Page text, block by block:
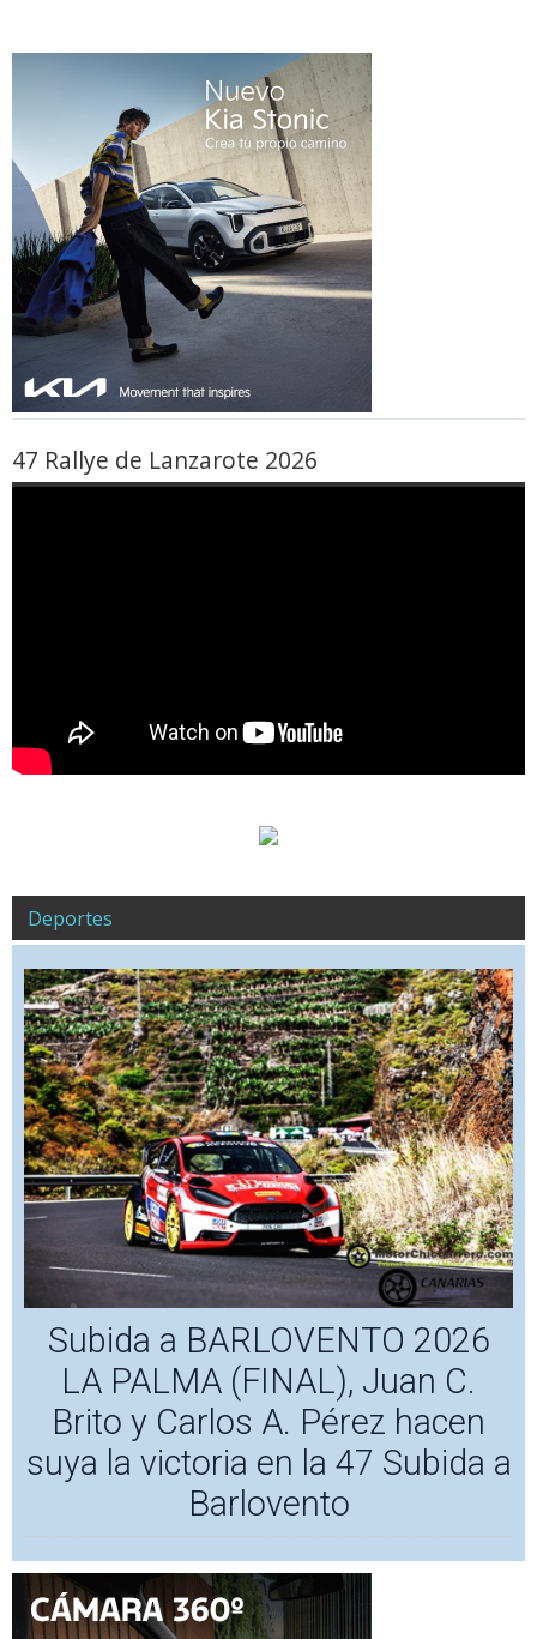
47 Rallye de Lanzarote 2026
Deportes
Subida a BARLOVENTO 2026
LA PALMA (FINAL), Juan C.
Brito y Carlos A. Pérez hacen
suya la victoria en la 47 Subida a
Barlovento